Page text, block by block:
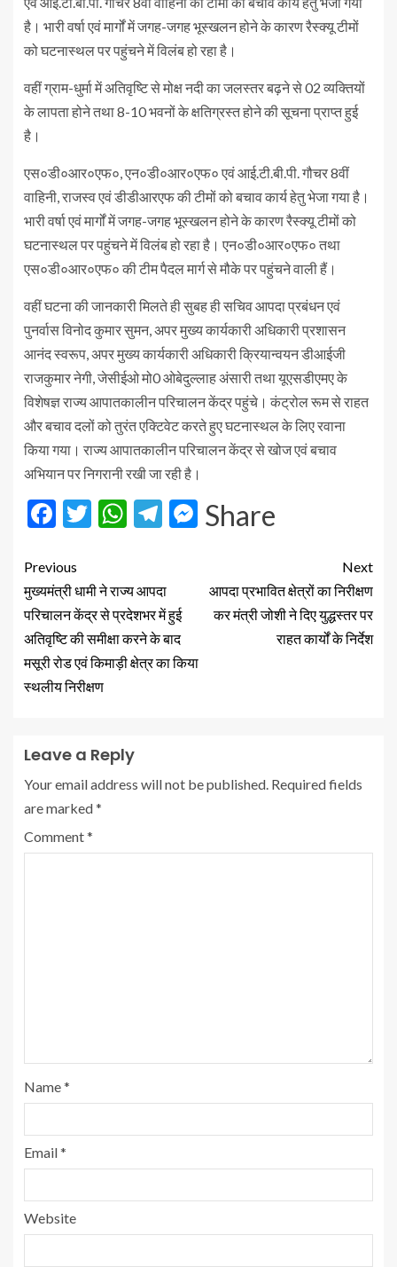
है। भारी वर्षा एवं मार्गों में जगह-जगह भूस्खलन होने के कारण रैस्क्यू टीमों
को घटनास्थल पर पहुंचने में विलंब हो रहा है।
वहीं ग्राम-धुर्मा में अतिवृष्टि से मोक्ष नदी का जलस्तर बढ़ने से 02 व्यक्तियों
के लापता होने तथा 8-10 भवनों के क्षतिग्रस्त होने की सूचना प्राप्त हुई
है।
एस०डी०आर०एफ०, एन०डी०आर०एफ० एवं आई.टी.बी.पी. गौचर 8वीं
वाहिनी, राजस्व एवं डीडीआरएफ की टीमों को बचाव कार्य हेतु भेजा गया है।
भारी वर्षा एवं मार्गों में जगह-जगह भूस्खलन होने के कारण रैस्क्यू टीमों को
घटनास्थल पर पहुंचने में विलंब हो रहा है। एन०डी०आर०एफ० तथा
एस०डी०आर०एफ० की टीम पैदल मार्ग से मौके पर पहुंचने वाली हैं।
वहीं घटना की जानकारी मिलते ही सुबह ही सचिव आपदा प्रबंधन एवं
पुनर्वास विनोद कुमार सुमन, अपर मुख्य कार्यकारी अधिकारी प्रशासन
आनंद स्वरूप, अपर मुख्य कार्यकारी अधिकारी क्रियान्वयन डीआईजी
राजकुमार नेगी, जेसीईओ मो0 ओबेदुल्लाह अंसारी तथा यूएसडीएमए के
विशेषज्ञ राज्य आपातकालीन परिचालन केंद्र पहुंचे। कंट्रोल रूम से राहत
और बचाव दलों को तुरंत एक्टिवेट करते हुए घटनास्थल के लिए रवाना
किया गया। राज्य आपातकालीन परिचालन केंद्र से खोज एवं बचाव
अभियान पर निगरानी रखी जा रही है।
Facebook
Twitter
WhatsApp
Telegram
Messenger
Share
Previous
मुख्यमंत्री धामी ने राज्य आपदा
परिचालन केंद्र से प्रदेशभर में हुई
अतिवृष्टि की समीक्षा करने के बाद
मसूरी रोड एवं किमाड़ी क्षेत्र का किया
स्थलीय निरीक्षण
Next
आपदा प्रभावित क्षेत्रों का निरीक्षण
कर मंत्री जोशी ने दिए युद्धस्तर पर
राहत कार्यों के निर्देश
Leave a Reply
Your email address will not be published. Required fields
are marked*
Comment*
Name*
Email*
Website